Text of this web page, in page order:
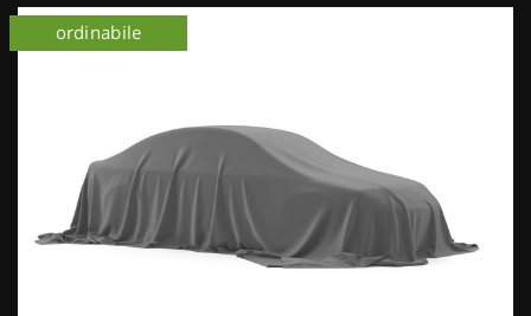
ordinabile